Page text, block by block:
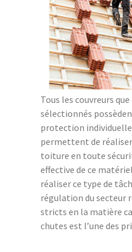
Tous les couvreurs
sélectionnés
protection individuelle
permettent de
toiture en toute
effective de ce
réaliser ce type de
régulation du secteur
stricts en la matière
chutes est l’une des